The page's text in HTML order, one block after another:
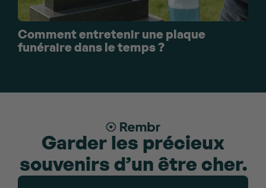
Comment entretenir une plaque
funéraire dans le temps ?
Garder les précieux
souvenirs d’un être cher.